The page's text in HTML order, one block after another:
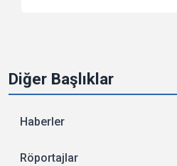
Diğer Başlıklar
Haberler
Röportajlar